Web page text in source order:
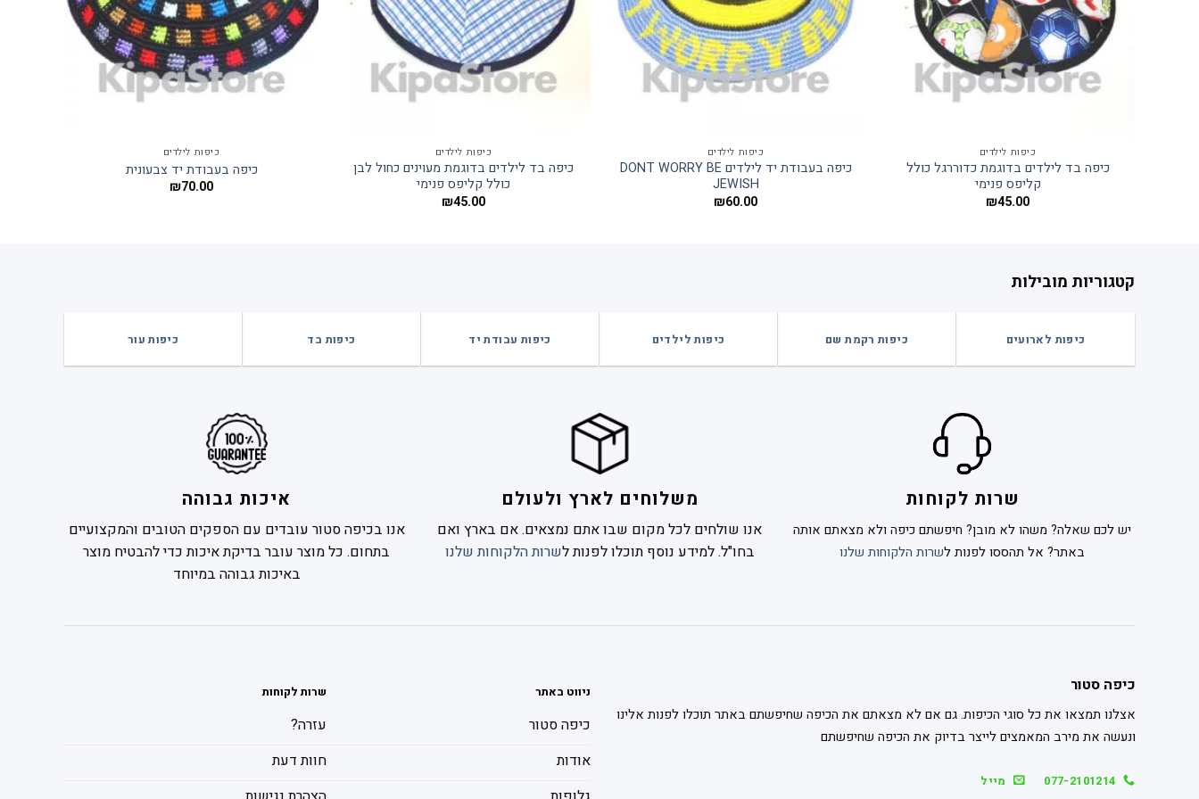
כיפות לילדים
כיפה בד לילדים בדוגמת כדוררגל כולל
קליפס פנימי
₪45.00
כיפות לילדים
כיפה בעבודת יד לילדים DONT WORRY BE
JEWISH
₪60.00
כיפות לילדים
כיפה בד לילדים בדוגמת מעוינים כחול לבן
כולל קליפס פנימי
₪45.00
כיפות לילדים
כיפה בעבודת יד צבעונית
₪70.00
קטגוריות מובילות
כיפות לארועים כיפות רקמת שם כיפות לילדים כיפות עבודת יד כיפות בד כיפות עור
שרות לקוחות
יש לכם שאלה? משהו לא מובן? חיפשתם כיפה ולא מצאתם אותה
באתר? אל תהססו לפנות לשרות הלקוחות שלנו
משלוחים לארץ ולעולם
אנו שולחים לכל מקום שבו אתם נמצאים. אם בארץ ואם
בחו"ל. למידע נוסף תוכלו לפנות לשרות הלקוחות שלנו
איכות גבוהה
אנו בכיפה סטור עובדים עם הספקים הטובים והמקצועיים
בתחום. כל מוצר עובר בדיקת איכות כדי להבטיח מוצר
באיכות גבוהה במיוחד
כיפה סטור
אצלנו תמצאו את כל סוגי הכיפות. גם אם לא מצאתם את הכיפה שחיפשתם באתר תוכלו לפנות אלינו
ונעשה את מירב המאמצים לייצר בדיוק את הכיפה שחיפשתם
077-2101214 מייל
ניווט באתר
כיפה סטור
אודות
שרות לקוחות
עזרה?
חוות דעת